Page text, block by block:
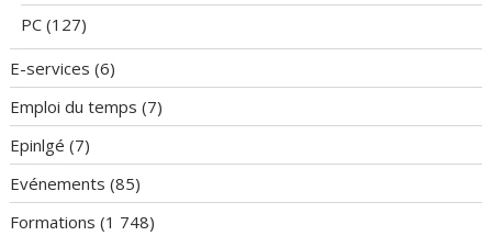
PC (127)
E-services (6)
Emploi du temps (7)
Epinlgé (7)
Evénements (85)
Formations (1 748)